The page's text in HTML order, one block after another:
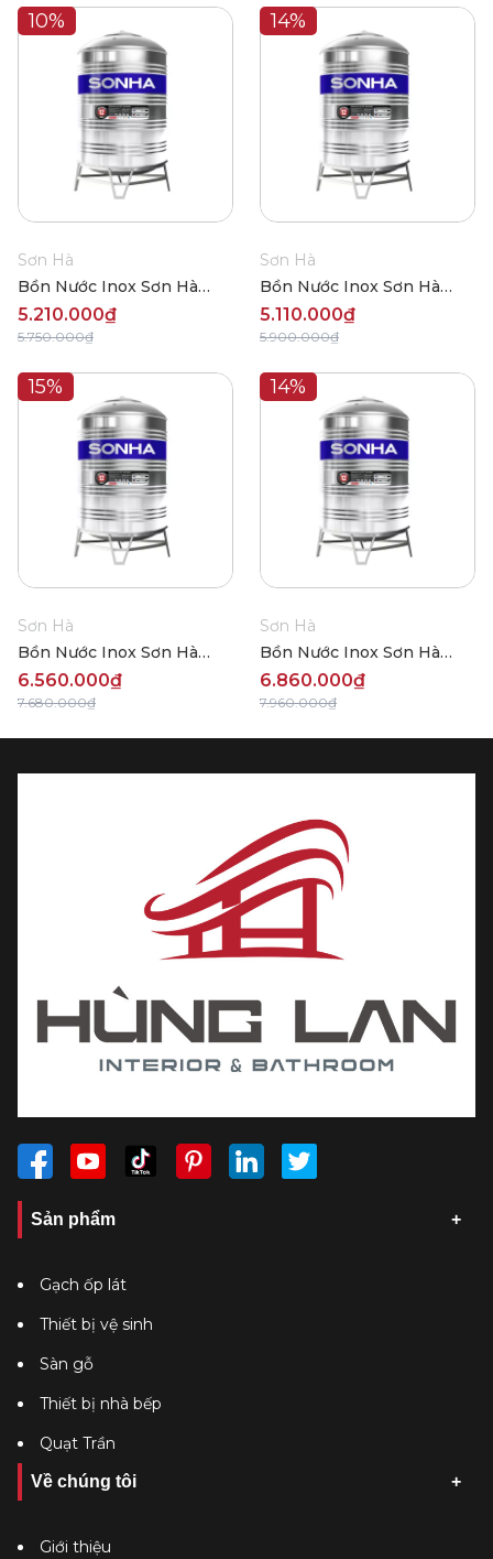
10%
Sơn Hà
Bồn Nước Inox Sơn Hà
Đứng 1500L (Φ960)
5.210.000₫
5.750.000₫
14%
Sơn Hà
Bồn Nước Inox Sơn Hà
Đứng 1500L (Φ1140)
5.110.000₫
5.900.000₫
15%
Sơn Hà
Bồn Nước Inox Sơn Hà
Đứng 2000L (Φ1140)
6.560.000₫
7.680.000₫
14%
Sơn Hà
Bồn Nước Inox Sơn Hà
Đứng 2000L (Φ1380)
6.860.000₫
7.960.000₫
Sản phẩm
Gạch ốp lát
Thiết bị vệ sinh
Sàn gỗ
Thiết bị nhà bếp
Quạt Trần
Về chúng tôi
Giới thiệu